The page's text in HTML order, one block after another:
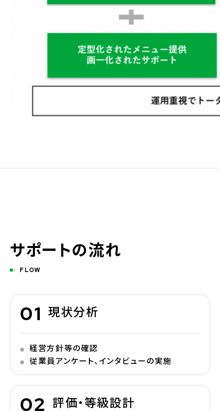
サポートの流れ
FLOW
現状分析
経営方針等の確認
従業員アンケート、インタビューの実施
評価・等級設計